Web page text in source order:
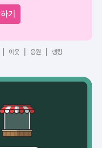
기
이웃 응원 랭킹